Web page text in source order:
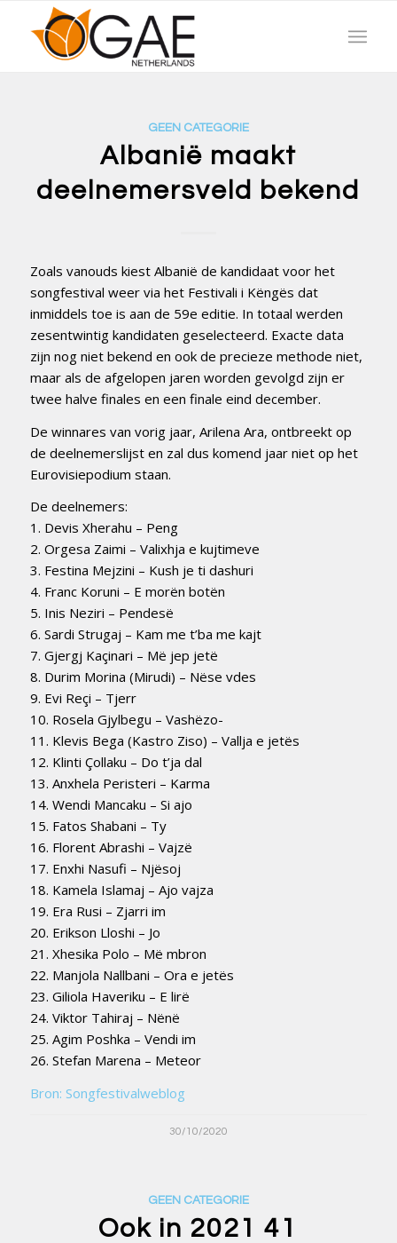
GEEN CATEGORIE
Albanië maakt
deelnemersveld bekend
Zoals vanouds kiest Albanië de kandidaat voor het
songfestival weer via het Festivali i Këngës dat
inmiddels toe is aan de 59e editie. In totaal werden
zesentwintig kandidaten geselecteerd. Exacte data
zijn nog niet bekend en ook de precieze methode niet,
maar als de afgelopen jaren worden gevolgd zijn er
twee halve finales en een finale eind december.
De winnares van vorig jaar, Arilena Ara, ontbreekt op
de deelnemerslijst en zal dus komend jaar niet op het
Eurovisiepodium staan.
De deelnemers:
1. Devis Xherahu – Peng
2. Orgesa Zaimi – Valixhja e kujtimeve
3. Festina Mejzini – Kush je ti dashuri
4. Franc Koruni – E morën botën
5. Inis Neziri – Pendesë
6. Sardi Strugaj – Kam me t’ba me kajt
7. Gjergj Kaçinari – Më jep jetë
8. Durim Morina (Mirudi) – Nëse vdes
9. Evi Reçi – Tjerr
10. Rosela Gjylbegu – Vashëzo-
11. Klevis Bega (Kastro Ziso) – Vallja e jetës
12. Klinti Çollaku – Do t’ja dal
13. Anxhela Peristeri – Karma
14. Wendi Mancaku – Si ajo
15. Fatos Shabani – Ty
16. Florent Abrashi – Vajzë
17. Enxhi Nasufi – Njësoj
18. Kamela Islamaj – Ajo vajza
19. Era Rusi – Zjarri im
20. Erikson Lloshi – Jo
21. Xhesika Polo – Më mbron
22. Manjola Nallbani – Ora e jetës
23. Giliola Haveriku – E lirë
24. Viktor Tahiraj – Nënë
25. Agim Poshka – Vendi im
26. Stefan Marena – Meteor
Bron: Songfestivalweblog
30/10/2020
GEEN CATEGORIE
Ook in 2021 41